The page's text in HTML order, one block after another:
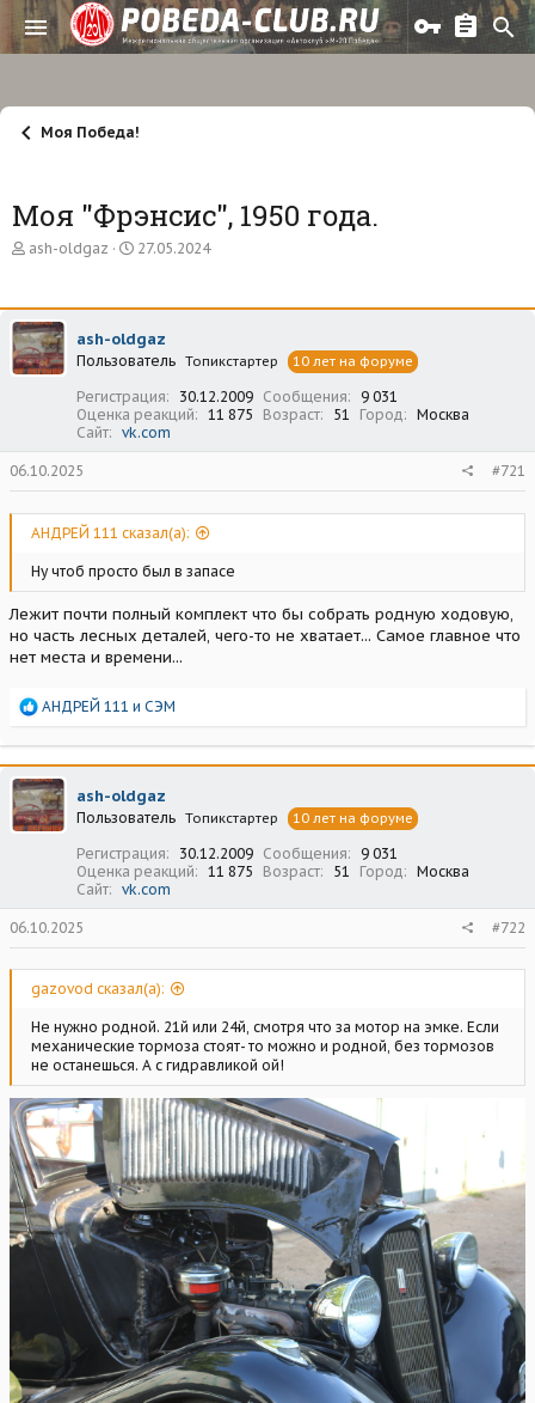
Моя Победа!
Моя "Фрэнсис", 1950 года.
А
о
р
т
е
ash-oldgaz
Д
а
а
ч
л
а
27.05.2024
ash-oldgaz
Пользователь Топикстартер 10 лет на форуме
Регистрация 30.12.2009 Сообщения
9 031
Оценка реакций
11 875 Возраст 51 Город
Москва
Сайт
vk.com
06.10.2025 #721
АНДРЕЙ 111 сказал(а):
Ну чтоб просто был в запасе
Лежит почти полный комплект что бы собрать родную ходовую,
но часть лесных деталей, чего-то не хватает... Самое главное что
нет места и времени...
Р
а
к
ц
и
и
АНДРЕЙ 111 и СЭМ
ash-oldgaz
Пользователь Топикстартер 10 лет на форуме
Регистрация 30.12.2009 Сообщения
9 031
Оценка реакций
11 875 Возраст 51 Город
Москва
Сайт
vk.com
06.10.2025 #722
gazovod сказал(а):
Не нужно родной. 21й или 24й, смотря что за мотор на эмке. Если
механические тормоза стоят- то можно и родной, без тормозов
не останешься. А с гидравликой ой!